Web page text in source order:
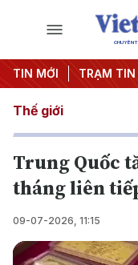
CHUYÊN
TIN MỚI TRẠM TIN
#Căng thẳng
Thế giới
Trung Quốc
tháng liên
09-07-2026, 11:15